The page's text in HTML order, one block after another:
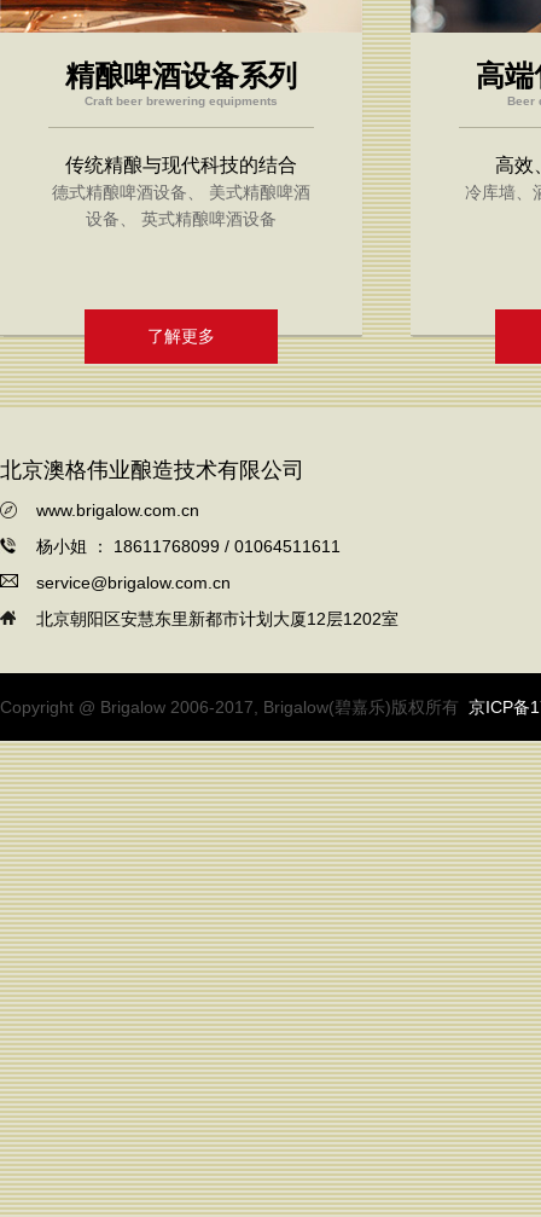
精酿啤酒设备系列
Craft beer brewering equipments
传统精酿与现代科技的结合
德式精酿啤酒设备、 美式精酿啤酒
设备、 英式精酿啤酒设备
了解更多
高
Beer
高效
冷库墙、
北京澳格伟业酿造技术有限公司
www.brigalow.com.cn
杨小姐 ： 18611768099 / 01064511611
service@brigalow.com.cn
北京朝阳区安慧东里新都市计划大厦12层1202室
Copyright @ Brigalow 2006-2017, Brigalow(碧嘉乐)版权所有 京ICP备